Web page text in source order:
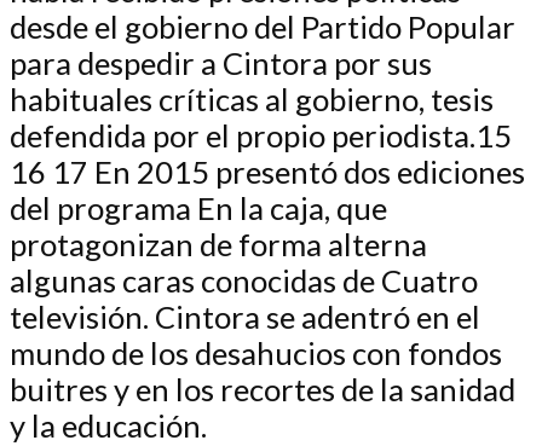
desde el gobierno del Partido Popular
para despedir a Cintora por sus
habituales críticas al gobierno, tesis
defendida por el propio periodista.15
16 17 En 2015 presentó dos ediciones
del programa En la caja, que
protagonizan de forma alterna
algunas caras conocidas de Cuatro
televisión. Cintora se adentró en el
mundo de los desahucios con fondos
buitres y en los recortes de la sanidad
y la educación.